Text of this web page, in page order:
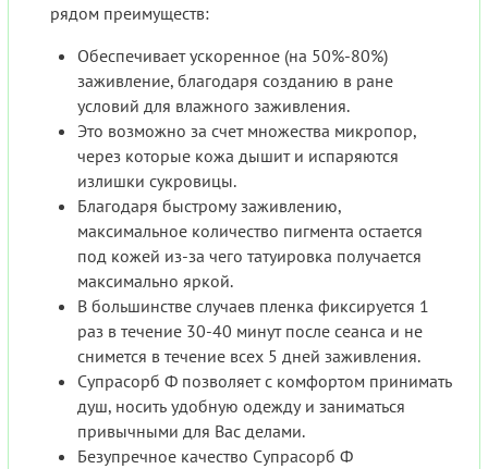
рядом преимуществ:
Обеспечивает ускоренное (на 50%-80%)
заживление, благодаря созданию в ране
условий для влажного заживления.
Это возможно за счет множества микропор,
через которые кожа дышит и испаряются
излишки сукровицы.
Благодаря быстрому заживлению,
максимальное количество пигмента остается
под кожей из-за чего татуировка получается
максимально яркой.
В большинстве случаев пленка фиксируется 1
раз в течение 30-40 минут после сеанса и не
снимется в течение всех 5 дней заживления.
Супрасорб Ф позволяет с комфортом принимать
душ, носить удобную одежду и заниматься
привычными для Вас делами.
Безупречное качество Супрасорб Ф